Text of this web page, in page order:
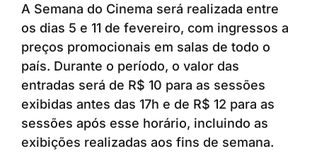
A Semana do Cinema será realizada entre
os dias 5 e 11 de fevereiro, com ingressos a
preços promocionais em salas de todo o
país. Durante o período, o valor das
entradas será de R$ 10 para as sessões
exibidas antes das 17h e de R$ 12 para as
sessões após esse horário, incluindo as
exibições realizadas aos fins de semana.